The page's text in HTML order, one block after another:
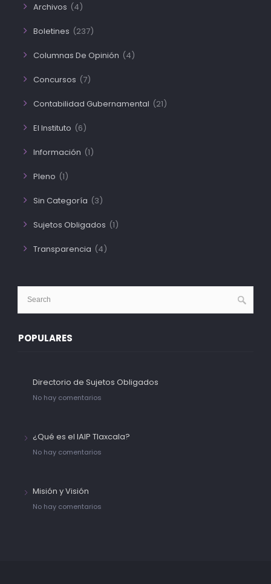
Archivos (4)
Boletines (237)
Columnas De Opinión (4)
Concursos (7)
Contabilidad Gubernamental (21)
El Instituto (6)
Información (1)
Pleno (1)
Sin Categoría (3)
Sujetos Obligados (1)
Transparencia (4)
POPULARES
Directorio de Sujetos Obligados
No hay comentarios
¿Qué es el IAIP Tlaxcala?
No hay comentarios
Misión y Visión
No hay comentarios